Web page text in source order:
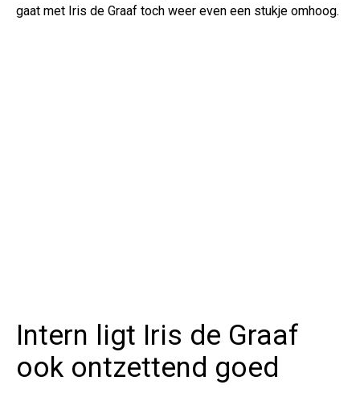
gaat met Iris de Graaf toch weer even een stukje omhoog.
Intern ligt Iris de Graaf
ook ontzettend goed